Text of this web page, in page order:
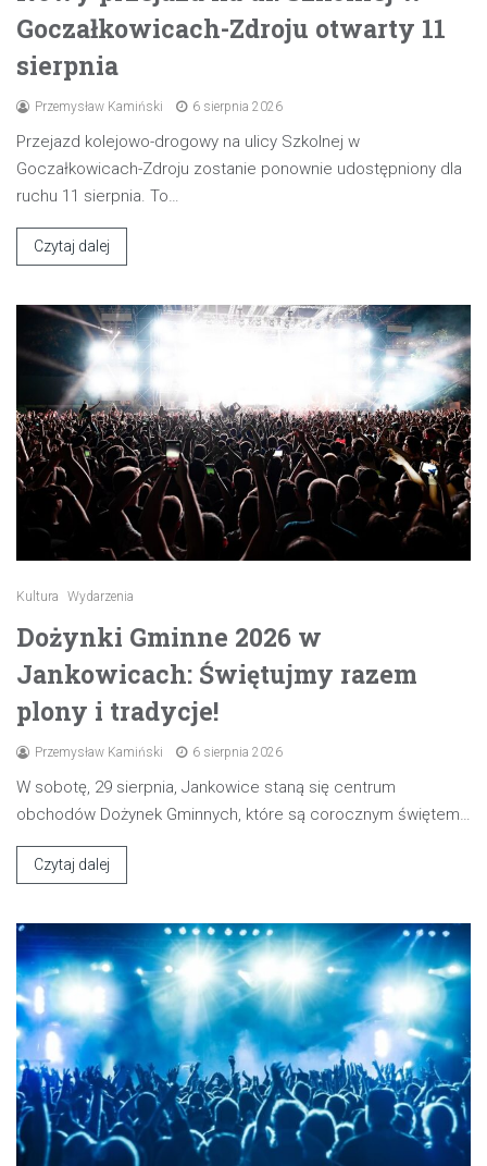
Goczałkowicach-Zdroju otwarty 11
sierpnia
Przemysław Kamiński 6 sierpnia 2026
Przejazd kolejowo-drogowy na ulicy Szkolnej w
Goczałkowicach-Zdroju zostanie ponownie udostępniony dla
ruchu 11 sierpnia. To…
Czytaj dalej
Kultura Wydarzenia
Dożynki Gminne 2026 w
Jankowicach: Świętujmy razem
plony i tradycje!
Przemysław Kamiński 6 sierpnia 2026
W sobotę, 29 sierpnia, Jankowice staną się centrum
obchodów Dożynek Gminnych, które są corocznym świętem…
Czytaj dalej